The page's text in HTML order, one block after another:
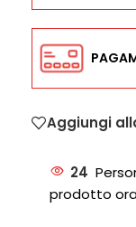
Aggiungi
24
prodotto